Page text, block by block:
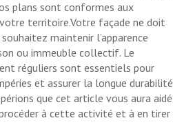
plans sont conformes aux
territoire.Votre façade ne doit
maintenir l’apparence
ou immeuble collectif. Le
réguliers sont essentiels pour
et assurer la longue durabilité
que cet article vous aura aidé
à cette activité et à en tirer